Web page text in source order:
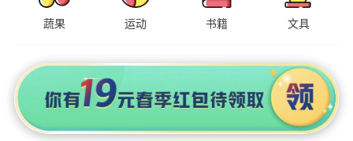
蔬果 运动 书籍 文具